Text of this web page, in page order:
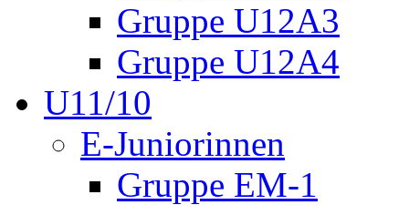
Gruppe U12A3
Gruppe U12A4
U11/10
E-Juniorinnen
Gruppe EM-1